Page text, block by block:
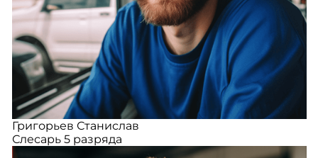
Григорьев Станислав
Слесарь 5 разряда